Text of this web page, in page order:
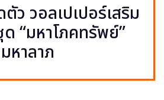
ว วอลเปเปอร์เสริม
“มหาโภคทรัพย์”
หาลาภ